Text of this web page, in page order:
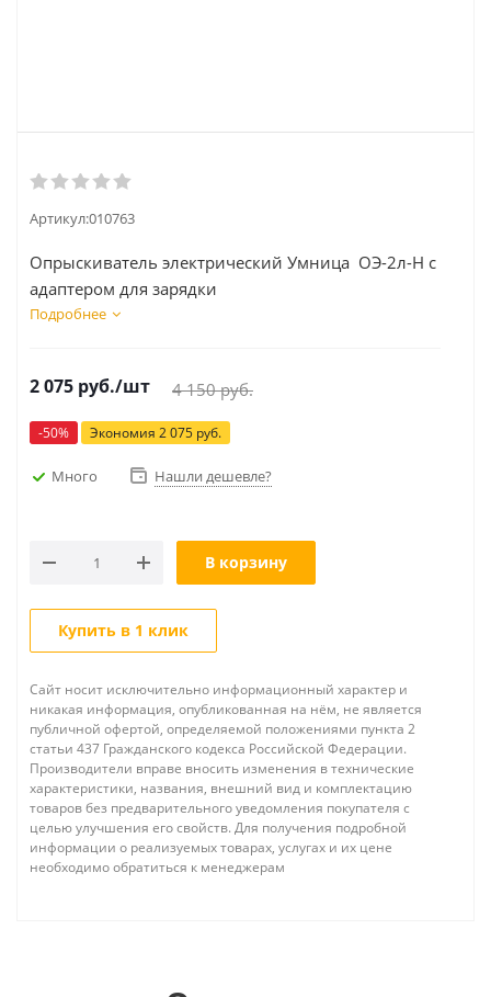
Артикул:010763
Опрыскиватель электрический Умница ОЭ-2л-Н с
адаптером для зарядки
Подробнее
2 075 руб./шт 4 150руб.
-50% Экономия 2 075 руб.
Много Нашли дешевле?
В корзину
Купить в 1 клик
Сайт носит исключительно информационный характер и
никакая информация, опубликованная на нём, не является
публичной офертой, определяемой положениями пункта 2
статьи 437 Гражданского кодекса Российской Федерации.
Производители вправе вносить изменения в технические
характеристики, названия, внешний вид и комплектацию
товаров без предварительного уведомления покупателя с
целью улучшения его свойств. Для получения подробной
информации о реализуемых товарах, услугах и их цене
необходимо обратиться к менеджерам